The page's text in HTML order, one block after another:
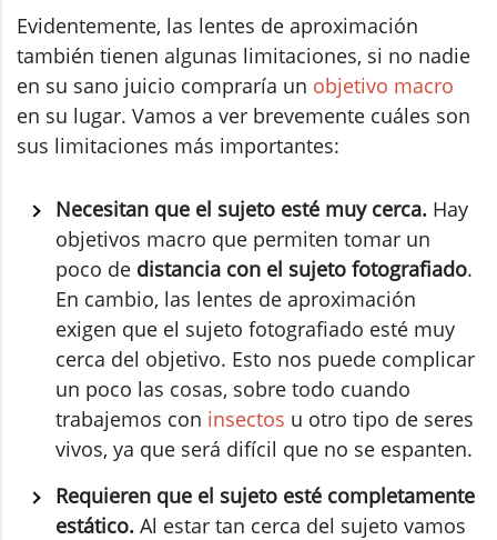
Evidentemente, las lentes de aproximación
también tienen algunas limitaciones, si no nadie
en su sano juicio compraría un objetivo macro
en su lugar. Vamos a ver brevemente cuáles son
sus limitaciones más importantes:
Necesitan que el sujeto esté muy cerca. Hay
objetivos macro que permiten tomar un
poco de distancia con el sujeto fotografiado.
En cambio, las lentes de aproximación
exigen que el sujeto fotografiado esté muy
cerca del objetivo. Esto nos puede complicar
un poco las cosas, sobre todo cuando
trabajemos con insectos u otro tipo de seres
vivos, ya que será difícil que no se espanten.
Requieren que el sujeto esté completamente
estático. Al estar tan cerca del sujeto vamos